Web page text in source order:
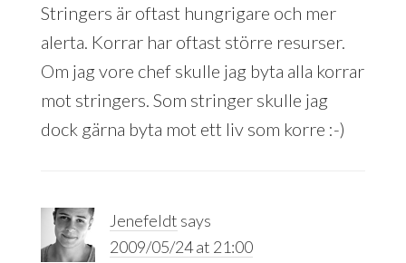
Stringers är oftast hungrigare och mer
alerta. Korrar har oftast större resurser.
Om jag vore chef skulle jag byta alla korrar
mot stringers. Som stringer skulle jag
dock gärna byta mot ett liv som korre :-)
Jenefeldt says
2009/05/24 at 21:00